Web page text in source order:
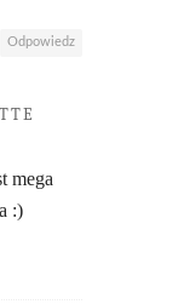
Odpowiedz
mega
:)